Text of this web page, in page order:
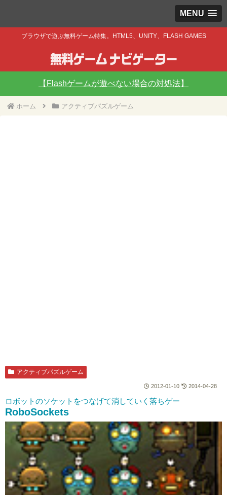
MENU
ブラウザで遊ぶ無料ゲーム特集。HTML5、UNITY、FLASH GAMES
【Flashゲームが遊べない場合の対処法】
ホーム アクティブパズルゲーム
アクティブパズルゲーム
2012-01-10 2014-04-28
ロボットのソケットをつなげて消していく落ちゲー
RoboSockets